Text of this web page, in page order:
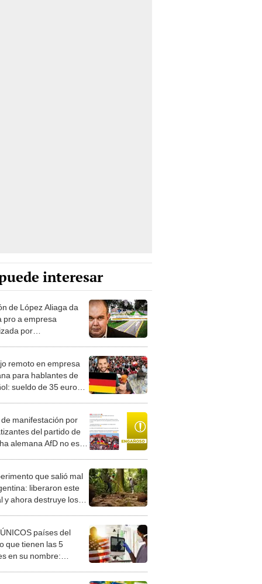
interesar
de López Aliaga da
pro a empresa
por
para
nueva ciclovía
remoto en empresa
para hablantes de
sueldo de 35 euros
sin necesidad de
previa
manifestación por
del partido de
alemana AfD no es
que salió mal
liberaron este
y ahora destruye los
milenarios de la
países del
que tienen las 5
en su nombre: